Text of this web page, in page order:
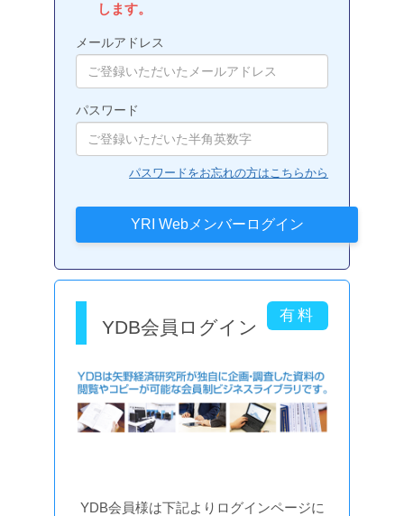
します。
メールアドレス
パスワード
パスワードをお忘れの方はこちらから
YDB会員ログイン
YDB会員様は下記よりログインページに